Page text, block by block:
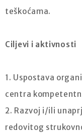
teškoćama.
Ciljevi i aktivnosti
1. Uspostava
centra
2. Razvoj i/ili
redovitog